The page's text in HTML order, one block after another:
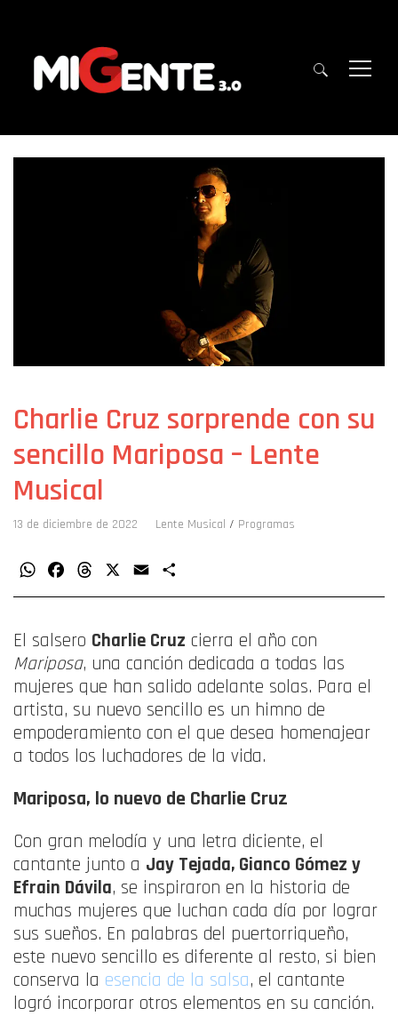
Charlie Cruz sorprende con su
sencillo Mariposa – Lente
Musical
13 de diciembre de 2022 Lente Musical / Programas
WhatsAppFacebookThreads Email
El salsero Charlie Cruz cierra el año con
Mariposa, una canción dedicada a todas las
mujeres que han salido adelante solas. Para el
artista, su nuevo sencillo es un himno de
empoderamiento con el que desea homenajear
a todos los luchadores de la vida.
Mariposa, lo nuevo de Charlie Cruz
Con gran melodía y una letra diciente, el
cantante junto a Jay Tejada, Gianco Gómez y
Efrain Dávila, se inspiraron en la historia de
muchas mujeres que luchan cada día por lograr
sus sueños. En palabras del puertorriqueño,
este nuevo sencillo es diferente al resto, si bien
conserva la esencia de la salsa, el cantante
logró incorporar otros elementos en su canción.